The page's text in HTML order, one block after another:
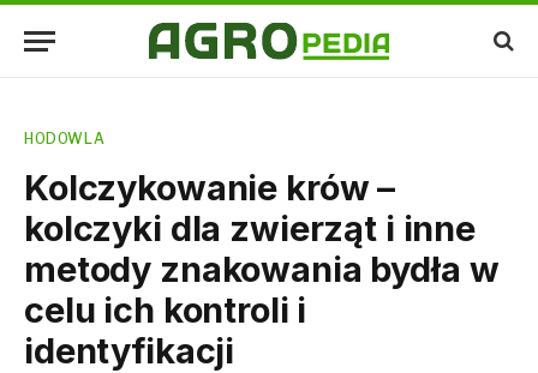
HODOWLA
Kolczykowanie krów –
kolczyki dla zwierząt i inne
metody znakowania bydła w
celu ich kontroli i
identyfikacji